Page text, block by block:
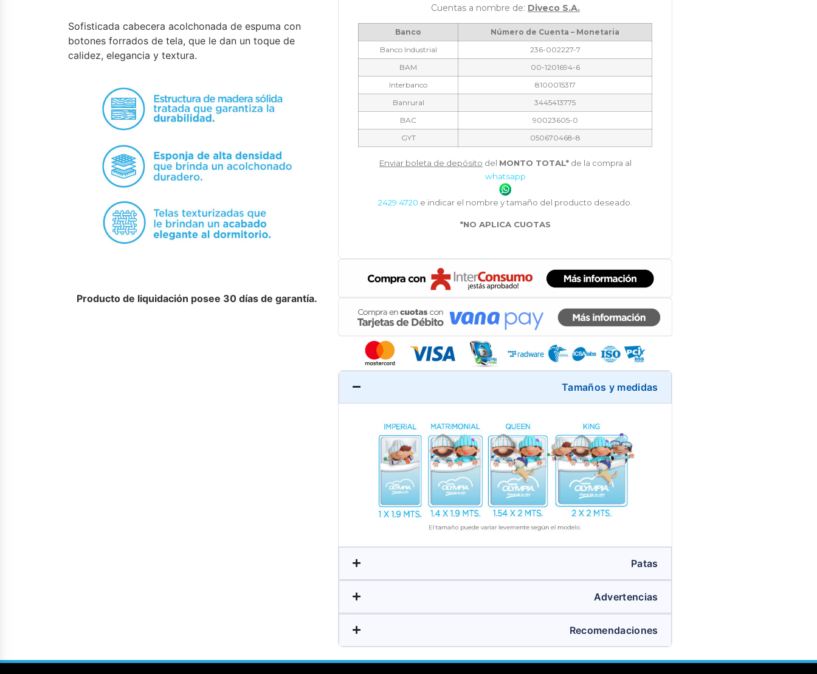
Sofisticada cabecera acolchonada de espuma con
botones forrados de tela, que le dan un toque de
calidez, elegancia y textura.
Producto de liquidación posee 30 días de garantía.
Cuentas a nombre de: Diveco S.A.
Banco
Número de Cuenta – Monetaria
Banco Industrial
236-002227-7
BAM
00-1201694-6
Interbanco
8100015317
Banrural
3445413775
BAC
90023605-0
GYT
050670468-8
Enviar boleta de depósito del MONTO TOTAL*de la compra al
whatsapp
2429 4720 e indicar el nombre y tamaño del producto deseado.
*NO APLICA CUOTAS
Tamaños y medidas
Patas
Advertencias
Recomendaciones